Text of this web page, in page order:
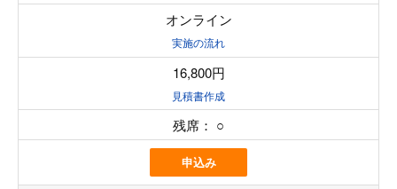
オンライン
実施の流れ
16,800円
見積書作成
残席： ○
申込み